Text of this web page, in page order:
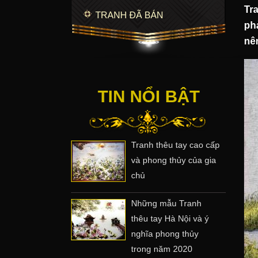
TRANH ĐÃ BÁN
TIN NỔI BẬT
Tranh thêu tay cao cấp
và phong thủy của gia
chủ
Những mẫu Tranh
thêu tay Hà Nội và ý
nghĩa phong thủy
trong năm 2020